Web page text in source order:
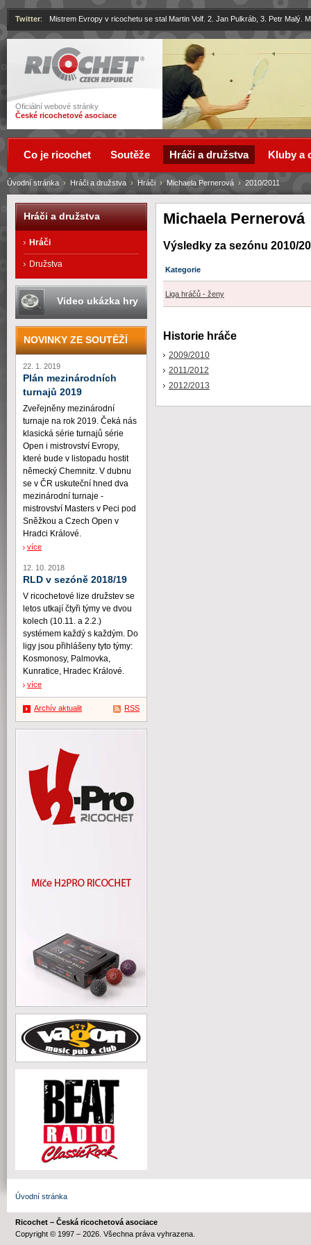
Ricochet
Oficiální webové stránky
České ricochetové asociace
Twitter: Mistrem Evropy v ricochetu se stal Martin Volf. 2. Jan Pulkráb, 3. Petr Malý.
Michaela Pernerová
Výsledky za sezónu 2010/
Kategorie
Liga hráčů - ženy
Historie hráče
2009/2010
2011/2012
2012/2013
Úvodní stránka › Hráči a družstva › Hráči › Michaela Pernerová › 2010/2011
Co je ricochet Soutěže Hráči a družstva Kluby a
Hráči a družstva
Hráči
Družstva
Video ukázka hry
NOVINKY ZE SOUTĚŽÍ
22. 1. 2019
Plán mezinárodních
turnajů 2019
Zveřejněny mezinárodní
turnaje na rok 2019. Čeká nás
klasická série turnajů série
Open i mistrovství Evropy,
které bude v listopadu hostit
německý Chemnitz. V dubnu
se v ČR uskuteční hned dva
mezinárodní turnaje -
mistrovství Masters v Peci pod
Sněžkou a Czech Open v
Hradci Králové.
více
12. 10. 2018
RLD v sezóně 2018/19
V ricochetové lize družstev se
letos utkají čtyři týmy ve dvou
kolech (10.11. a 2.2.)
systémem každý s každým. Do
ligy jsou přihlášeny tyto týmy:
Kosmonosy, Palmovka,
Kunratice, Hradec Králové.
více
Archív aktualit RSS
Úvodní stránka
Ricochet – Česká ricochetová asociace
Copyright © 1997 – 2026. Všechna práva vyhrazena.